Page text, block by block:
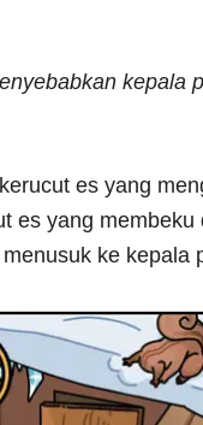
kepala
es yang
es yang membeku
ke kepala